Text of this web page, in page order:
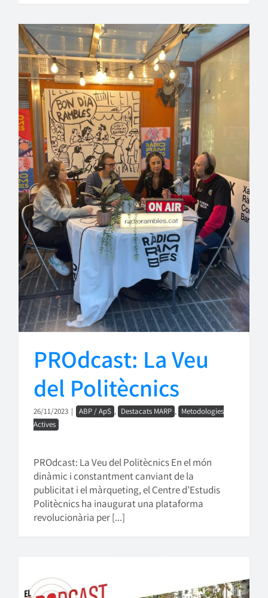
PROdcast: La Veu
del Politècnics
26/11/2023 | ABP / ApS , Destacats MARP , Metodologies
Actives
PROdcast: La Veu del Politècnics En el món
dinàmic i constantment canviant de la
publicitat i el màrqueting, el Centre d’Estudis
Politècnics ha inaugurat una plataforma
revolucionària per [...]